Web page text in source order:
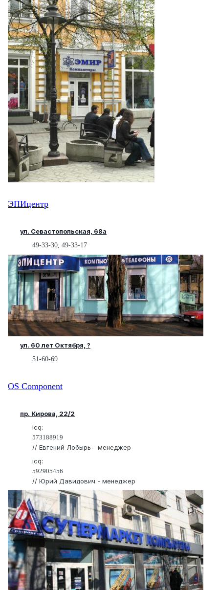
ЭПИцентр
ул. Севастопольская, 68а
49-33-30, 49-33-17
ул. 60 лет Октября, ?
51-60-69
OS Component
пр. Кирова, 22/2
icq:
573188919
// Евгений Лобырь - менеджер
icq:
592905456
// Юрий Давидович - менеджер